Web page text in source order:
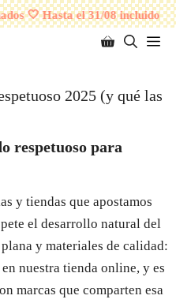
🤍 Hasta el 31/08 incluido
DE 95 EUROS!
2025 (y qué las
respetuoso para
y tiendas que apostamos
el desarrollo natural del
y materiales de calidad:
nuestra tienda online, y es
marcas que comparten esa